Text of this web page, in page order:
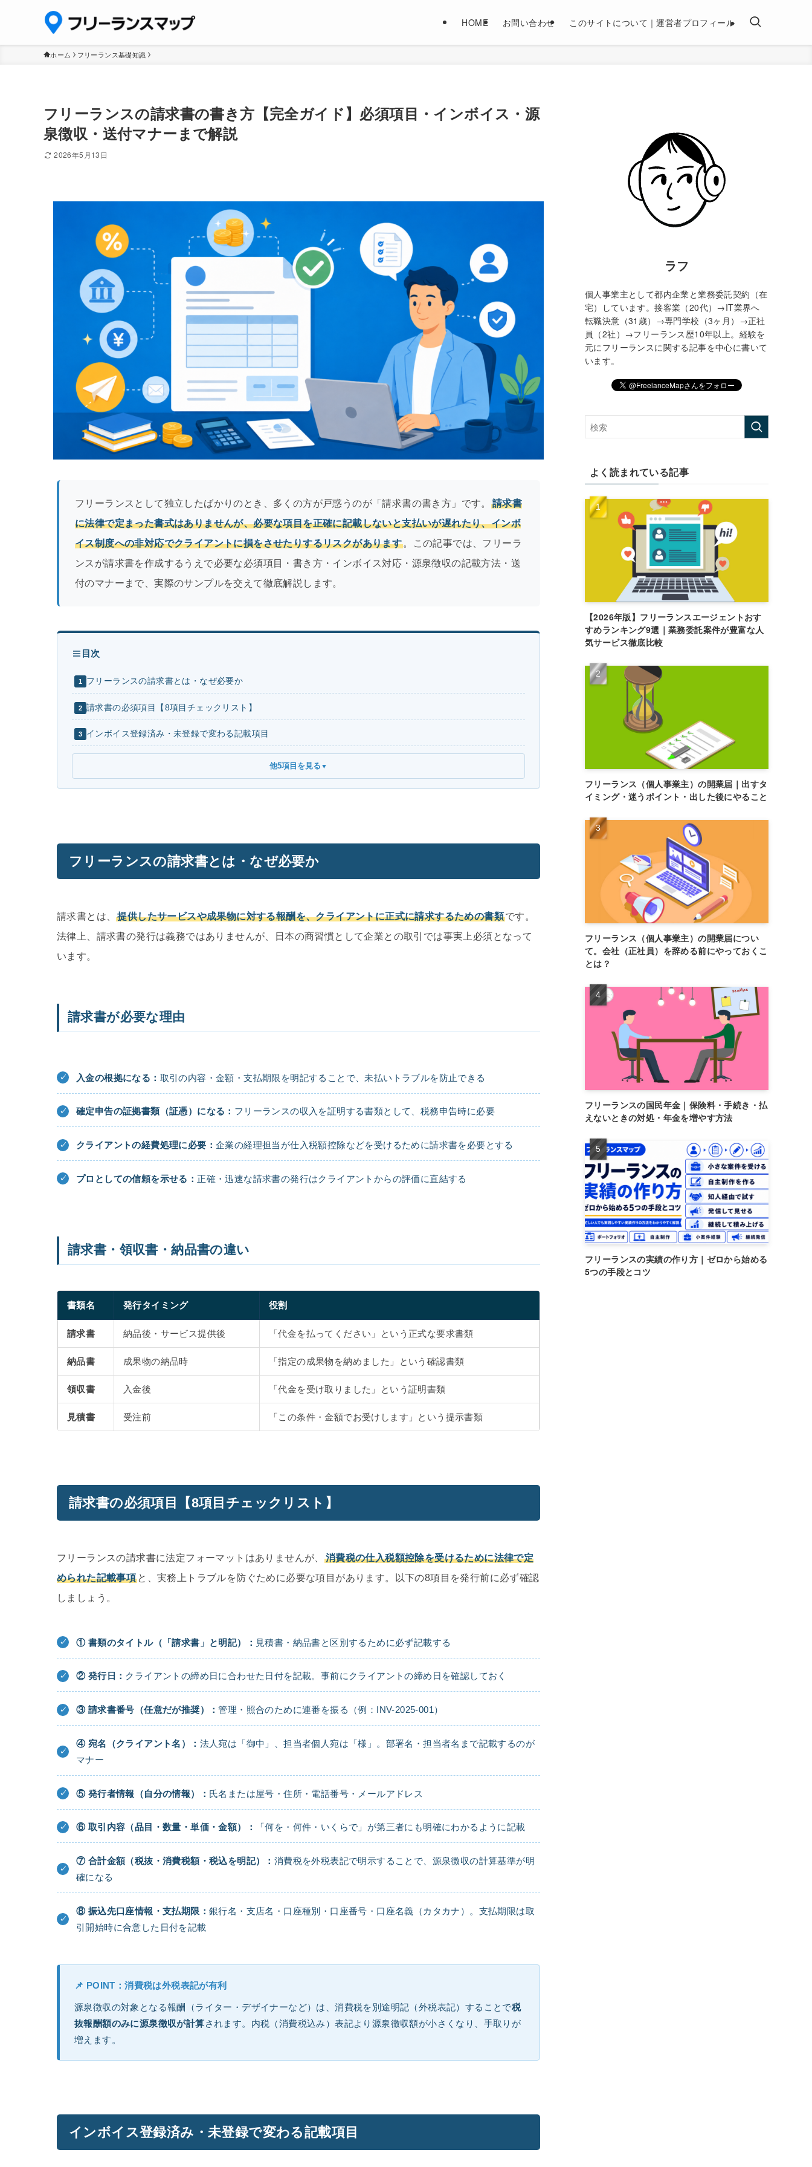
HOME お問い合わせ このサイトについて｜運営者プロフィール
ホーム フリーランス基礎知識
フリーランスの請求書の書き方【完全ガイド】必須項目・インボイス・源
泉徴収・送付マナーまで解説
2026年5月13日
フリーランスとして独立したばかりのとき、多くの方が戸惑うのが「請求書の書き方」です。
請求書
に法律で定まった書式はありませんが、必要な項目を正確に記載しないと支払いが遅れたり、インボ
イス制度への非対応でクライアントに損をさせたりするリスクがあります。この記事では、フリーラ
ンスが請求書を作成するうえで必要な必須項目・書き方・インボイス対応・源泉徴収の記載方法・送
付のマナーまで、実際のサンプルを交えて徹底解説します。
目次
1 フリーランスの請求書とは・なぜ必要か
2 請求書の必須項目【8項目チェックリスト】
3 インボイス登録済み・未登録で変わる記載項目
他5項目を見る ▼
フリーランスの請求書とは・なぜ必要か
請求書とは、提供したサービスや成果物に対する報酬を、クライアントに正式に請求するための書類です。
法律上、請求書の発行は義務ではありませんが、日本の商習慣として企業との取引では事実上必須となって
います。
請求書が必要な理由
入金の根拠になる： 取引の内容・金額・支払期限を明記することで、未払いトラブルを防止できる
確定申告の証拠書類（証憑）になる： フリーランスの収入を証明する書類として、税務申告時に必要
クライアントの経費処理に必要： 企業の経理担当が仕入税額控除などを受けるために請求書を必要とする
プロとしての信頼を示せる： 正確・迅速な請求書の発行はクライアントからの評価に直結する
請求書・領収書・納品書の違い
書類名 発行タイミング 役割
請求書 納品後・サービス提供後 「代金を払ってください」という正式な要求書類
納品書 成果物の納品時 「指定の成果物を納めました」という確認書類
領収書 入金後 「代金を受け取りました」という証明書類
見積書 受注前 「この条件・金額でお受けします」という提示書類
請求書の必須項目【8項目チェックリスト】
フリーランスの請求書に法定フォーマットはありませんが、
消費税の仕入税額控除を受けるために法律で定
められた記載事項 と、実務上トラブルを防ぐために必要な項目があります。以下の8項目を発行前に必ず確認
しましょう。
① 書類のタイトル（「請求書」と明記）： 見積書・納品書と区別するために必ず記載する
② 発行日： クライアントの締め日に合わせた日付を記載。事前にクライアントの締め日を確認しておく
③ 請求書番号（任意だが推奨）：管理・照合のために連番を振る（例：INV-2025-001）
④ 宛名（クライアント名）： 法人宛は「御中」、担当者個人宛は「様」。部署名・担当者名まで記載するのが
マナー
⑤ 発行者情報（自分の情報）： 氏名または屋号・住所・電話番号・メールアドレス
⑥ 取引内容（品目・数量・単価・金額）： 「何を・何件・いくらで」が第三者にも明確にわかるように記載
⑦ 合計金額（税抜・消費税額・税込を明記）： 消費税を外税表記で明示することで、源泉徴収の計算基準が明
確になる
⑧ 振込先口座情報・支払期限： 銀行名・支店名・口座種別・口座番号・口座名義（カタカナ）。支払期限は取
引開始時に合意した日付を記載
📌 POINT：消費税は外税表記が有利
源泉徴収の対象となる報酬（ライター・デザイナーなど）は、消費税を別途明記（外税表記）することで税
抜報酬額のみに源泉徴収が計算されます。内税（消費税込み）表記より源泉徴収額が小さくなり、手取りが
増えます。
インボイス登録済み・未登録で変わる記載項目
ラフ
個人事業主として都内企業と業務委託契約（在
宅）しています。接客業（20代）→IT業界へ
転職決意（31歳）→専門学校（3ヶ月）→正社
員（2社）→フリーランス歴10年以上。経験を
元にフリーランスに関する記事を中心に書いて
います。
よく読まれている記事
【2026年版】フリーランスエージェントおす
すめランキング9選｜業務委託案件が豊富な人
気サービス徹底比較
フリーランス（個人事業主）の開業届｜出すタ
イミング・迷うポイント・出した後にやること
フリーランス（個人事業主）の開業届につい
て。会社（正社員）を辞める前にやっておくこ
とは？
フリーランスの国民年金｜保険料・手続き・払
えないときの対処・年金を増やす方法
フリーランスの実績の作り方｜ゼロから始める
5つの手段とコツ